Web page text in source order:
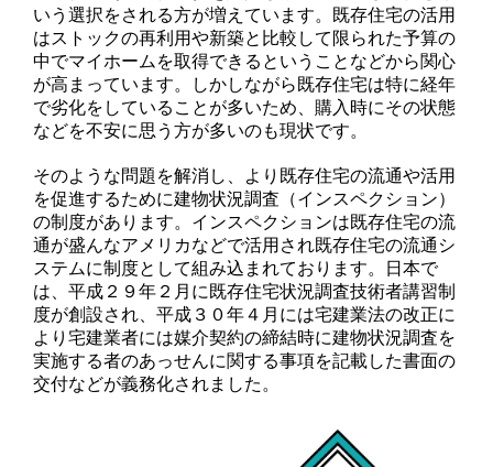
いう選択をされる方が増えています。既存住宅の活用
はストックの再利用や新築と比較して限られた予算の
中でマイホームを取得できるということなどから関心
が高まっています。しかしながら既存住宅は特に経年
で劣化をしていることが多いため、購入時にその状態
などを不安に思う方が多いのも現状です。
そのような問題を解消し、より既存住宅の流通や活用
を促進するために建物状況調査（インスペクション）
の制度があります。インスペクションは既存住宅の流
通が盛んなアメリカなどで活用され既存住宅の流通シ
ステムに制度として組み込まれております。日本で
は、平成２９年２月に既存住宅状況調査技術者講習制
度が創設され、平成３０年４月には宅建業法の改正に
より宅建業者には媒介契約の締結時に建物状況調査を
実施する者のあっせんに関する事項を記載した書面の
交付などが義務化されました。